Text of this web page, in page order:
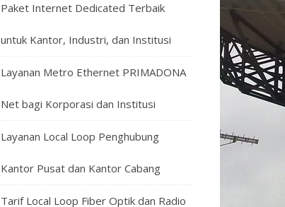
Paket Internet Dedicated Terbaik
untuk Kantor, Industri, dan Institusi
Layanan Metro Ethernet PRIMADONA
Net bagi Korporasi dan Institusi
Layanan Local Loop Penghubung
Kantor Pusat dan Kantor Cabang
Tarif Local Loop Fiber Optik dan Radio